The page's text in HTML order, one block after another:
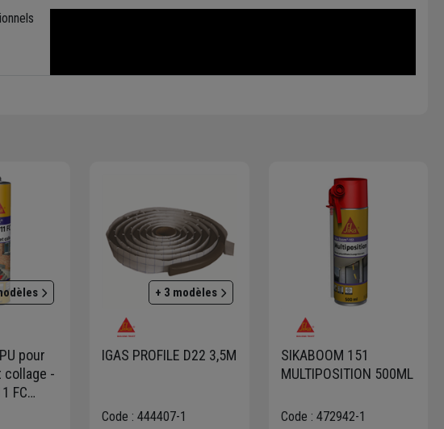
pour
collage -
FC
+ 3 modèles
IGAS PROFILE D22 3,5M
Code : 444407-1
SIKABOOM 151
MULTIPOSITION 500ML
Code : 472942-1